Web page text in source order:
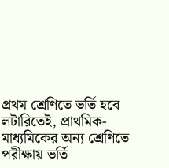
প্রথম শ্রেণিতে ভর্তি হবে
লটারিতেই, প্রাথমিক-
মাধ্যমিকের অন্য শ্রেণিতে
পরীক্ষায় ভর্তি